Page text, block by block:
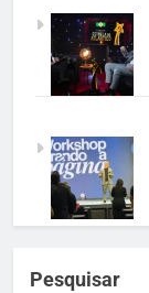
Pesquisar